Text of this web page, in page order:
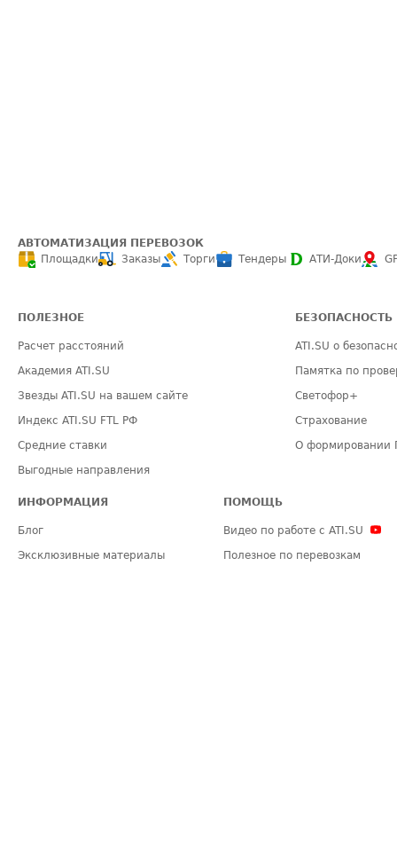
АВТОМАТИЗАЦИЯ ПЕРЕВОЗОК
Площадки
Заказы Торги Тендеры АТИ-Доки
ПОЛЕЗНОЕ
Расчет расстояний
Академия ATI.SU
Звезды ATI.SU на вашем сайте
Индекс ATI.SU FTL РФ
Средние ставки
Выгодные направления
БЕЗОПАСНОСТЬ
ATI.SU о
Памятка по
Светофор+
Страхование
О формировании
ИНФОРМАЦИЯ
Блог
Эксклюзивные материалы
ПОМОЩЬ
Видео по работе с ATI.SU
Полезное по перевозкам